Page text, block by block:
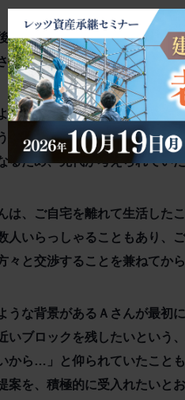
、実際に借地人との個別面談
せて頂き、利用区画毎の最終
うな納税順位の選定作業を複
なご相続であっても、結果的
るため、先代が考えられてい
は、ご自宅を離れて生活した
人いらっしゃることもあり、
々と交渉することを兼ねてか
うな背景があるＡさんが最初
いブロックを残したいという
から…」と仰られていたこと
案を、積極的に受入れたいと